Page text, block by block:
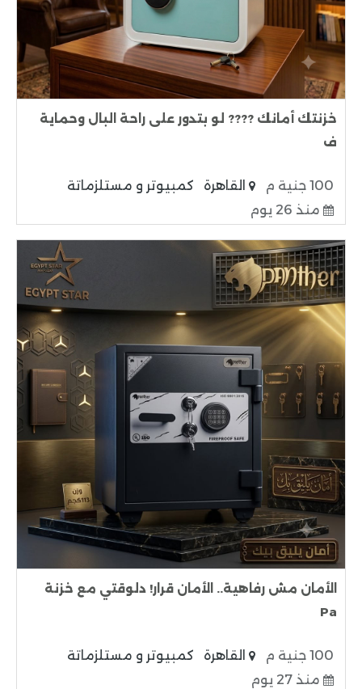
خزنتك أمانك ???? لو بتدور على راحة البال وحماية
ف
100 جنية م القاهرة
كمبيوتر و مستلزماتة
منذ 26 يوم
الأمان مش رفاهية.. الأمان قرار! دلوقتي مع خزنة
Pa
100 جنية م القاهرة
كمبيوتر و مستلزماتة
منذ 27 يوم